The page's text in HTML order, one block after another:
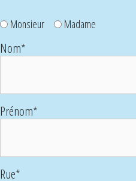
Monsieur Madame
Nom*
Prénom*
Rue*